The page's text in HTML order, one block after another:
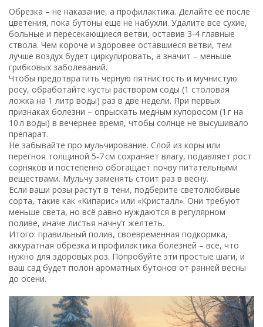
Обрезка – не наказание, а профилактика. Делайте её после
цветения, пока бутоны еще не набухли. Удалите все сухие,
больные и пересекающиеся ветви, оставив 3‑4 главные
ствола. Чем короче и здоровее оставшиеся ветви, тем
лучше воздух будет циркулировать, а значит – меньше
грибковых заболеваний.
Чтобы предотвратить черную пятнистость и мучнистую
росу, обработайте кусты раствором соды (1 столовая
ложка на 1 литр воды) раз в две недели. При первых
признаках болезни – опрыскать медным купоросом (1 г на
10 л воды) в вечернее время, чтобы солнце не высушивало
препарат.
Не забывайте про мульчирование. Слой из коры или
перегноя толщиной 5‑7 см сохраняет влагу, подавляет рост
сорняков и постепенно обогащает почву питательными
веществами. Мульчу заменять стоит раз в весну.
Если ваши розы растут в тени, подберите светолюбивые
сорта, такие как «Кипарис» или «Кристалл». Они требуют
меньше света, но всё равно нуждаются в регулярном
поливе, иначе листья начнут желтеть.
Итого: правильный полив, своевременная подкормка,
аккуратная обрезка и профилактика болезней – всё, что
нужно для здоровых роз. Попробуйте эти простые шаги, и
ваш сад будет полон ароматных бутонов от ранней весны
до осени.